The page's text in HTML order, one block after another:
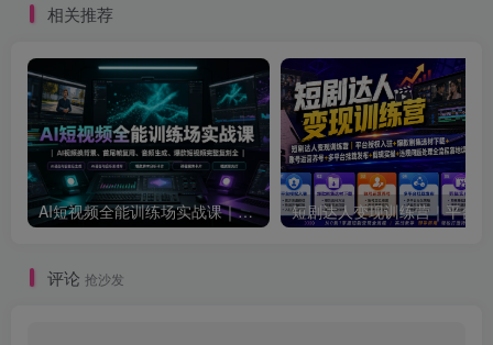
相关推荐
AI短视频全能训练场实战课｜AI视频换背景、首尾帧复用、音频生成、爆款短视频完整复刻全套实操教学
评论 抢沙发